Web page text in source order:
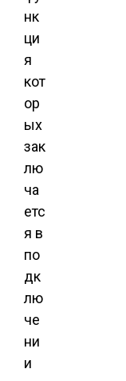
нк
ци
я
кот
ор
ых
зак
лю
ча
етс
я в
по
дк
лю
че
ни
и